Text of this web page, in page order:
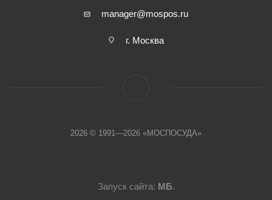
manager@mospos.ru
г. Москва
2026 © 1991—2026 «МОСПОСУДА»
Запуск сайта: МБ.